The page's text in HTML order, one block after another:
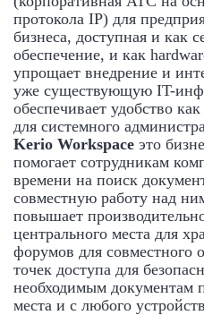
протокола IP) для
бизнеса, доступная и как
обеспечение, и как
упрощает внедрение и
уже существующую IT-
обеспечивает удобство
для системного
Kerio Workspace это
помогает сотрудникам
времени на поиск
совместную работу над
повышает
центрального места для
форумов для совместного
точек доступа для
необходимым документам
места и с любого